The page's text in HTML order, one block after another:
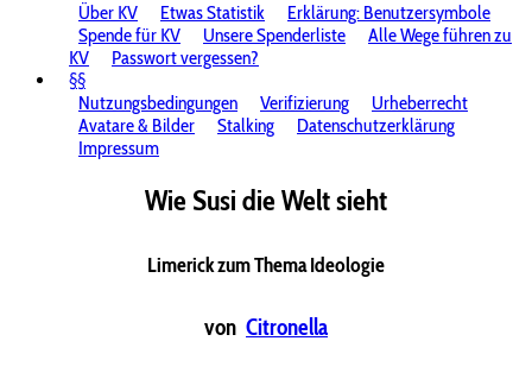
Über KV
Etwas Statistik
Erklärung: Benutzersymbole
Spende für KV
Unsere Spenderliste
Alle Wege führen zu
KV
Passwort vergessen?
§§
Nutzungsbedingungen
Verifizierung
Urheberrecht
Avatare & Bilder
Stalking
Datenschutzerklärung
Impressum
Wie Susi die Welt sieht
Limerick zum Thema Ideologie
von Citronella